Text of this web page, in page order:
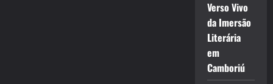
Verso Vivo
da Imersão
Literária
em
Camboriú